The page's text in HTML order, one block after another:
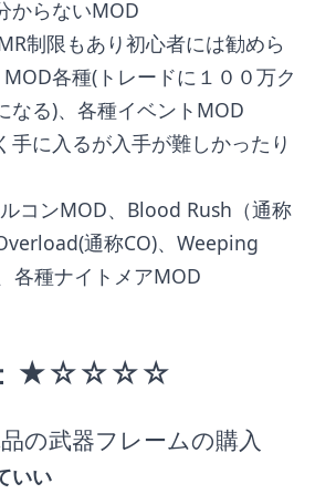
からないMOD
制限もあり初心者には勧めら
各種(トレードに１００万ク
なる)、各種イベントMOD
手に入るが入手が難しかったり
コンMOD、Blood Rush（通称
通称CO)、Weeping
各種ナイトメアMOD
：★☆☆☆☆
の武器フレームの購入
いい